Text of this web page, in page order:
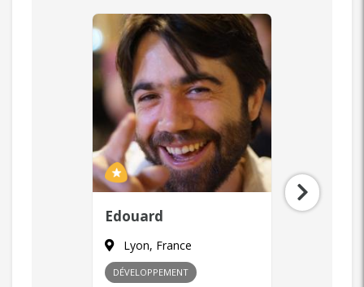
Laurent
Paris, France
MARKETING + 1
Zaya